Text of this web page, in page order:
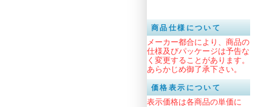
商品仕様について
メーカー都合により、商品の
仕様及びパッケージは予告な
く変更することがあります。
あらかじめ御了承下さい。
価格表示について
表示価格は各商品の単価に